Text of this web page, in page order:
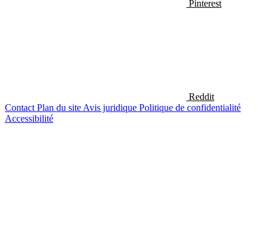
Pinterest
Reddit
Contact Plan du site Avis juridique Politique de confidentialité
Accessibilité